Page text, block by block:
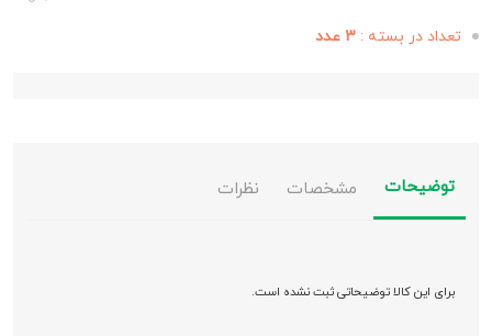
تعداد در بسته : 3 عدد
توضیحات مشخصات نظرات
برای این کالا توضیحاتی ثبت نشده است.